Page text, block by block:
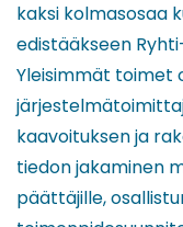
kaksi kolmasosaa
edistääkseen
Yleisimmät toimet
kaavoituksen ja
tiedon jakaminen
päättäjille,